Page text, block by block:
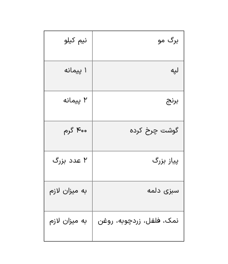
برگ مو نیم کیلو
لپه ۱ پیمانه
برنج ۲ پیمانه
گوشت چرخ کرده ۴۰۰ گرم
پیاز بزرگ ۲ عدد بزرگ
سبزی دلمه به میزان لازم
نمک، فلفل، زردچوبه، روغن به میزان لازم